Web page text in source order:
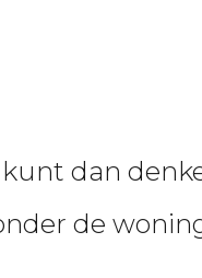
dan
de